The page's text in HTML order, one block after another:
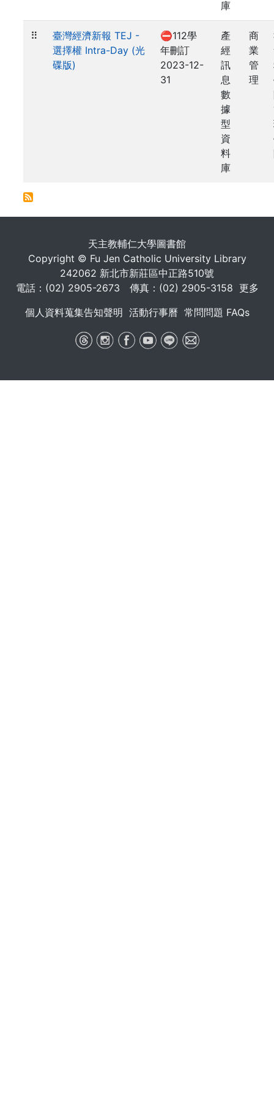
庫
⠿
臺灣經濟新報 TEJ -
選擇權 Intra-Day (光
碟版)
⛔112學
年刪訂
2023-12-
31
產
經
訊
息
數
據
型
資
料
庫
商
業
管
理
天主教輔仁大學圖書館
Copyright © Fu Jen Catholic University Library
242062 新北市新莊區中正路510號
電話：(02) 2905-2673 傳真：(02) 2905-3158 更多
個人資料蒐集告知聲明 活動行事曆 常問問題 FAQs